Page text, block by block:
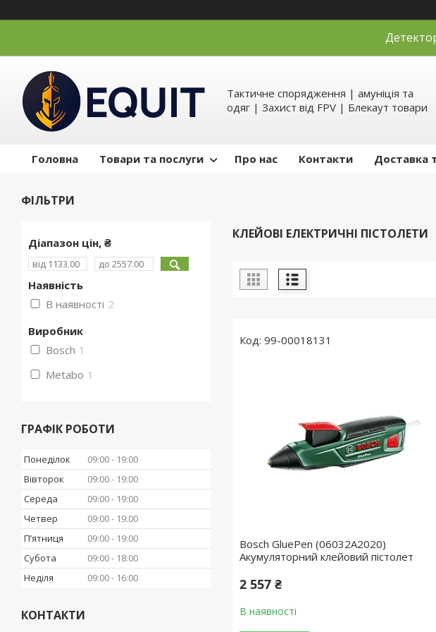
Тактичне спорядження | амуніція та
одяг | Захист від FPV | Блекаут товари
Головна Товари та послуги Про нас Контакти Доставка
КЛЕЙОВІ ЕЛЕКТРИЧНІ ПІСТОЛЕТИ
99-00018131
Bosch GluePen (06032A2020)
Акумуляторний клейовий пістолет
2 557 ₴
В наявності
ФІЛЬТРИ
Діапазон цін, ₴
Наявність
В наявності 2
Виробник
Bosch 1
Metabo 1
ГРАФІК РОБОТИ
Понеділок 09:00
19:00
Вівторок
09:00
19:00
Середа
09:00
19:00
Четвер
09:00
19:00
Пʼятниця
09:00
19:00
Субота
09:00
18:00
Неділя
09:00 16:00
КОНТАКТИ